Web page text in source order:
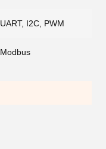
UART, I2C, PWM
Modbus